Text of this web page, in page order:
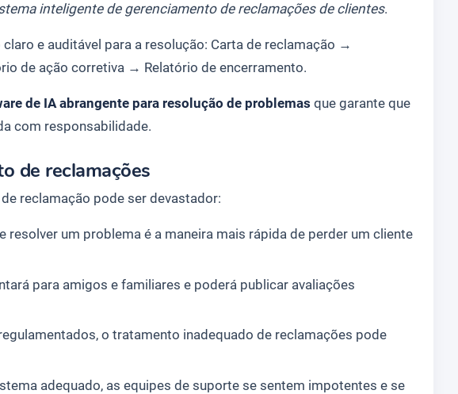
inteligente de gerenciamento de reclamações de clientes.
e auditável para a resolução: Carta de reclamação →
de ação corretiva → Relatório de encerramento.
de IA abrangente para resolução de problemas que garante que
com responsabilidade.
de reclamações
reclamação pode ser devastador:
resolver um problema é a maneira mais rápida de perder um cliente
para amigos e familiares e poderá publicar avaliações
o tratamento inadequado de reclamações pode
adequado, as equipes de suporte se sentem impotentes e se